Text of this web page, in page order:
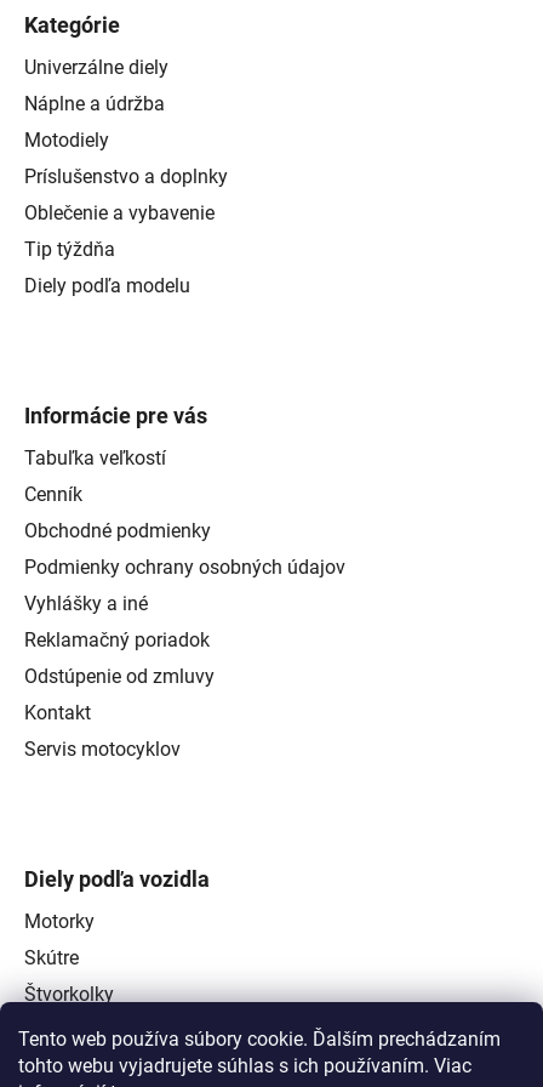
Tento web používa súbory cookie. Ďalším prechádzaním
tohto webu vyjadrujete súhlas s ich používaním. Viac
Kategórie
Univerzálne diely
Náplne a údržba
Motodiely
Príslušenstvo a doplnky
Oblečenie a vybavenie
Tip týždňa
Diely podľa modelu
Informácie pre vás
Tabuľka veľkostí
Cenník
Obchodné podmienky
Podmienky ochrany osobných údajov
Vyhlášky a iné
Reklamačný poriadok
Odstúpenie od zmluvy
Kontakt
Servis motocyklov
Diely podľa vozidla
Motorky
Skútre
Štvorkolky